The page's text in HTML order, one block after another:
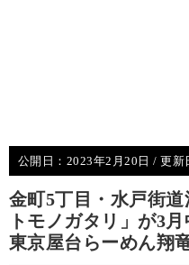
公開日： 2023年2月20日 / 更新
金町5丁目・水戸街
トモノガタリ」が3
東京屋台らーめん翔